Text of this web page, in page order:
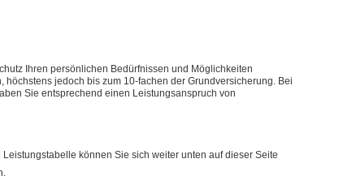
Ihren persönlichen Bedürfnissen und Möglichkeiten
jedoch bis zum 10-fachen der Grundversicherung. Bei
Sie entsprechend einen Leistungsanspruch von
können Sie sich weiter unten auf dieser Seite